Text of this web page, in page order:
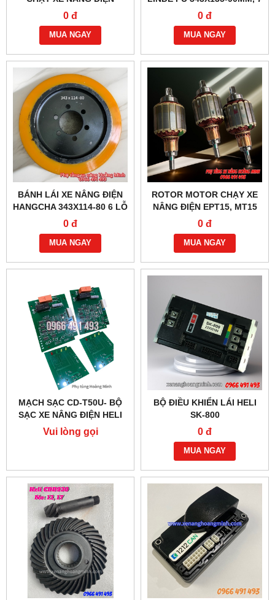
HANGCHA, NIULI, EP
Z130D750
0 đ
MUA NGAY
LỖ ỐC
0 đ
MUA NGAY
BÁNH LÁI XE NÂNG ĐIỆN
HANGCHA 343X114-80 6 LỖ
ỐC
0 đ
MUA NGAY
ROTOR MOTOR CHẠY XE
NÂNG ĐIỆN EPT15, MT15
0 đ
MUA NGAY
MẠCH SẠC CD-T50U- BỘ
SẠC XE NÂNG ĐIỆN HELI
24V50A
Vui lòng gọi
BỘ ĐIỀU KHIỂN LÁI HELI
SK-800
0 đ
MUA NGAY